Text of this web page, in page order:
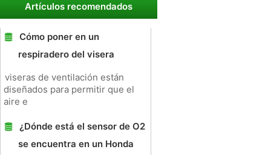
Artículos recomendados
Cómo poner en un
respiradero del visera
viseras de ventilación están
diseñados para permitir que el
aire e
¿Dónde está el sensor de O2
se encuentra en un Honda